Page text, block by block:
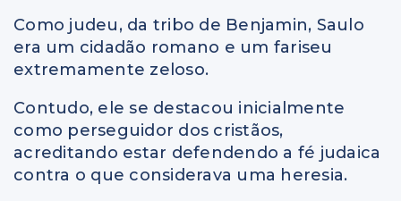
Como judeu, da tribo de Benjamin, Saulo
era um cidadão romano e um fariseu
extremamente zeloso.
Contudo, ele se destacou inicialmente
como perseguidor dos cristãos,
acreditando estar defendendo a fé judaica
contra o que considerava uma heresia.